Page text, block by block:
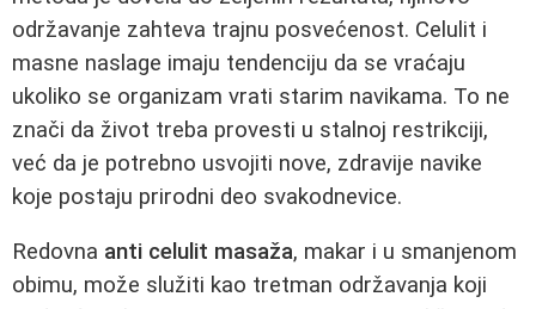
održavanje zahteva trajnu posvećenost. Celulit i
masne naslage imaju tendenciju da se vraćaju
ukoliko se organizam vrati starim navikama. To ne
znači da život treba provesti u stalnoj restrikciji,
već da je potrebno usvojiti nove, zdravije navike
koje postaju prirodni deo svakodnevice.
Redovna anti celulit masaža, makar i u smanjenom
obimu, može služiti kao tretman održavanja koji